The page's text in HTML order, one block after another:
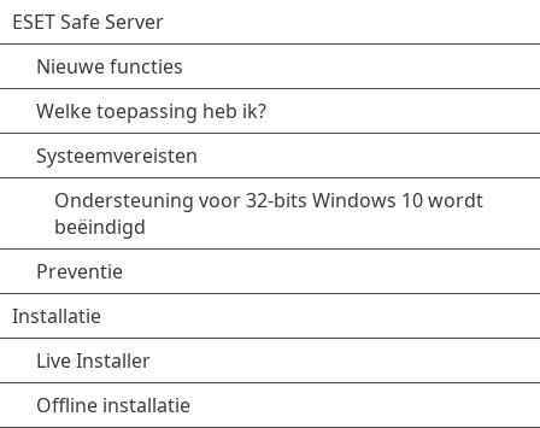
ESET Safe Server
Nieuwe functies
Welke toepassing heb ik?
Systeemvereisten
Ondersteuning voor 32-bits Windows 10 wordt
beëindigd
Preventie
Installatie
Live Installer
Offline installatie